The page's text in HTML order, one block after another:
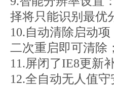
择将只能识别最优
10.自动清除启动
二次重启即可清除；
11.屏闭了IE8更新
12.全自动无人值